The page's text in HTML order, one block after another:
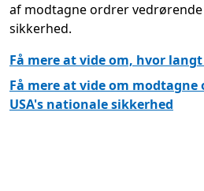
af modtagne ordrer vedrørende
sikkerhed.
Få mere at vide om, hvor
Få mere at vide om modtagne
USA's nationale sikkerhed